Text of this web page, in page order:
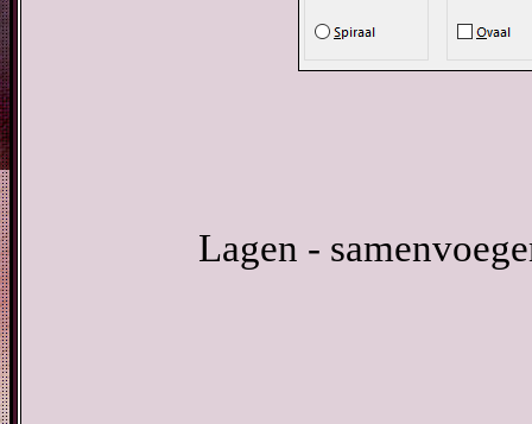
Lagen -